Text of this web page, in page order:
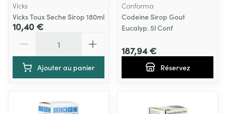
Vicks
Vicks Toux Seche Sirop 180ml
10,40 €
Ajouter au panier
Conforma
Codeine Sirop Gout
Eucalyp. 5l Conf
187,94 €
Réservez